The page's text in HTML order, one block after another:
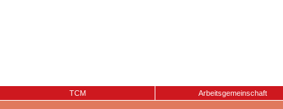
TCM Arbeitsgemeinschaft